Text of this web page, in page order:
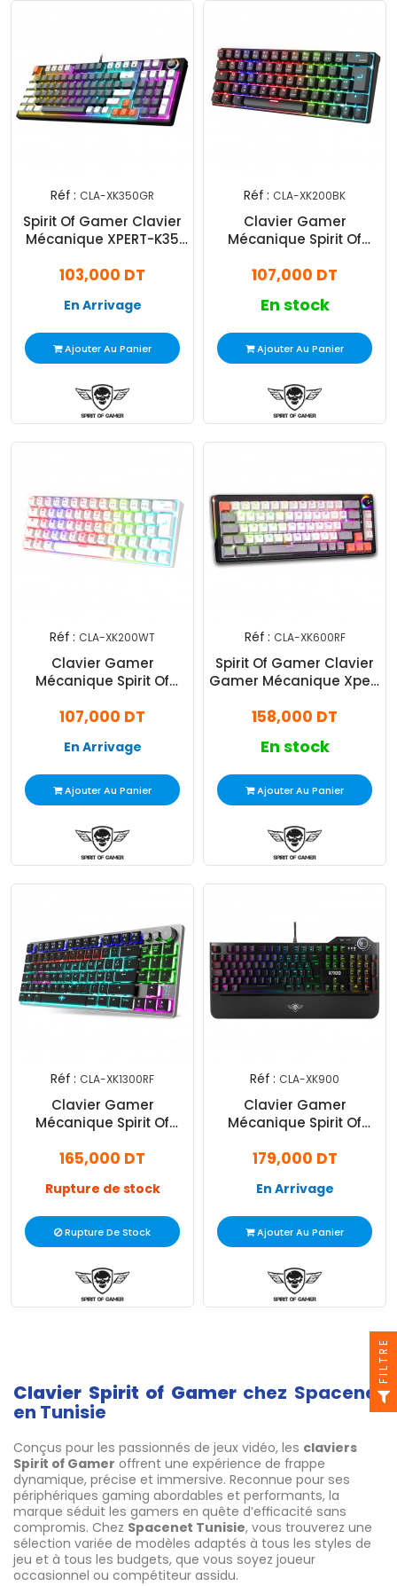
Réf : CLA-XK350GR
Spirit Of Gamer Clavier
Mécanique XPERT-K35
103,000 DT
En Arrivage
Ajouter Au Panier
Réf : CLA-XK200BK
Clavier Gamer
Mécanique Spirit Of
Noir
107,000 DT
En stock
Ajouter Au Panier
Réf : CLA-XK200WT
Clavier Gamer
Mécanique Spirit Of
Blanc
107,000 DT
En Arrivage
Ajouter Au Panier
Réf : CLA-XK600RF
Spirit Of Gamer Clavier
Gamer Mécanique Xpert
158,000 DT
En stock
Ajouter Au Panier
Réf : CLA-XK1300RF
Clavier Gamer
Mécanique Spirit Of
165,000 DT
Rupture de stock
Rupture De Stock
Réf : CLA-XK900
Clavier Gamer
Mécanique Spirit Of
179,000 DT
En Arrivage
Ajouter Au Panier
Clavier Spirit of Gamerchez Spacenet
en Tunisie
Conçus pour les passionnés de jeux vidéo, les claviers
Spirit of Gamer offrent une expérience de frappe
dynamique, précise et immersive. Reconnue pour ses
périphériques gaming abordables et performants, la
marque séduit les gamers en quête d’efficacité sans
compromis. Chez Spacenet Tunisie, vous trouverez une
sélection variée de modèles adaptés à tous les styles de
jeu et à tous les budgets, que vous soyez joueur
occasionnel ou compétiteur assidu.
FILTRE